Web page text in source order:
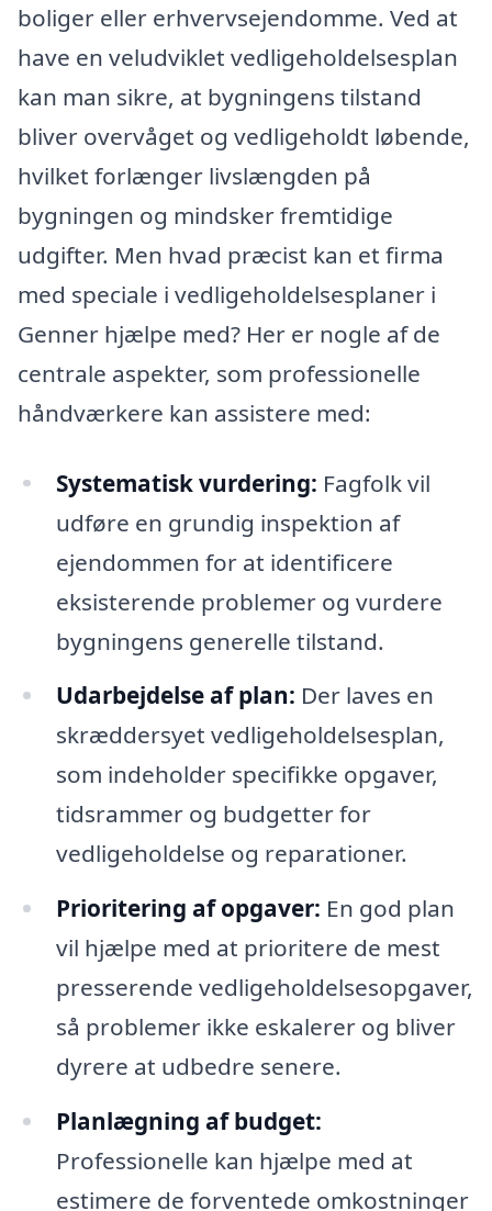
boliger eller erhvervsejendomme. Ved at
have en veludviklet vedligeholdelsesplan
kan man sikre, at bygningens tilstand
bliver overvåget og vedligeholdt løbende,
hvilket forlænger livslængden på
bygningen og mindsker fremtidige
udgifter. Men hvad præcist kan et firma
med speciale i vedligeholdelsesplaner i
Genner hjælpe med? Her er nogle af de
centrale aspekter, som professionelle
håndværkere kan assistere med:
Systematisk vurdering: Fagfolk vil
udføre en grundig inspektion af
ejendommen for at identificere
eksisterende problemer og vurdere
bygningens generelle tilstand.
Udarbejdelse af plan: Der laves en
skræddersyet vedligeholdelsesplan,
som indeholder specifikke opgaver,
tidsrammer og budgetter for
vedligeholdelse og reparationer.
Prioritering af opgaver: En god plan
vil hjælpe med at prioritere de mest
presserende vedligeholdelsesopgaver,
så problemer ikke eskalerer og bliver
dyrere at udbedre senere.
Planlægning af budget:
Professionelle kan hjælpe med at
estimere de forventede omkostninger